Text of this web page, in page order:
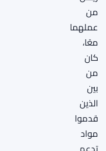
من
عملهما
معًا،
كان
من
بين
الذين
قدموا
مواد